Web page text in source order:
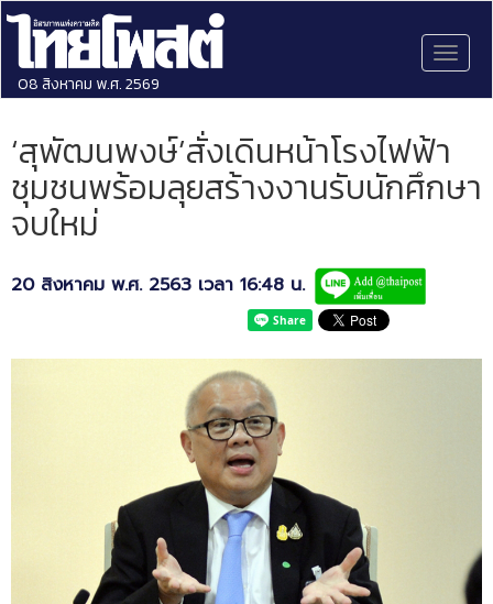
08 สิงหาคม พ.ศ. 2569
‘สุพัฒนพงษ์’สั่งเดินหน้าโรงไฟฟ้า
ชุมชนพร้อมลุยสร้างงานรับนักศึกษา
จบใหม่
20 สิงหาคม พ.ศ. 2563 เวลา 16:48 น.